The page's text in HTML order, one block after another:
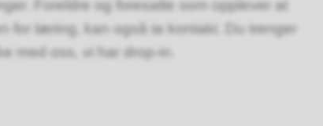
Foreldre og foresatte som opplever at
for læring, kan også ta kontakt. Du trenger
med oss, vi har drop-in.